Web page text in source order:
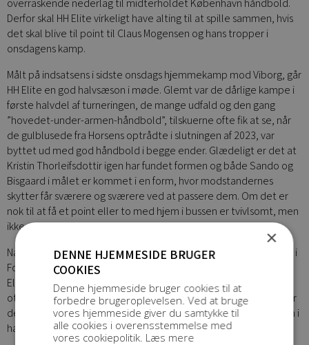
overraskende nederlag til midterholdet København håndbold.
Derfor skal HH Elite virkeligt have alting til at spille sammen, hvis
det skal blive til point til Claus Mogensen og hans tropper i
onsdagens kamp.
Målt på indsatsens i sidste onsdags hjemmekamp mod Viborg, går
HH Elite en god halvsæson i møde. Glemt var de dårlige kampe i
første halvdel af turneringen, de mange udfald og den gang
”hovedet-under-armen-håndbold”, tilskuerne ofte fik at se, når
de gulblusede fra Horsens optrådte i slutningen af 2023, var
byttet ud med god håndbold i begge ender. Glædeligt er det at
Kristin Thorleifsdottir igen har fundet formen og både Sando og
Bisgaard i målet er kommet i en form, hvor modstandernes
skytter får sværere og sværere ved at passere dem. Om det er
nok til at få et point eller to med hjem i bussen er tvivlsomt, men
ikke umuligt.
Næste hjemmekamp for HH Elite er onsdag d. 24. januar kl. 19.00 i
Forum Horsens. Modstanderen i den kamp er et af de hold, HH
Elite skal på jagt efter, hvis de stadigvæk drømmer om et top
otte resultat, nemlig Silkeborg-Voel KFUM, der blandt andet har
den tidligere skarpskytte fra HH Elite Maria Holm på holdet. Kom i
hallen og bak op om byens elitehold.
×
DENNE HJEMMESIDE BRUGER
COOKIES
Denne hjemmeside bruger cookies til at
forbedre brugeroplevelsen. Ved at bruge
vores hjemmeside giver du samtykke til
alle cookies i overensstemmelse med
vores cookiepolitik. Læs mere